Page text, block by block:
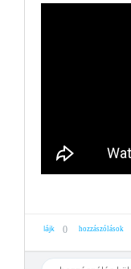
lájk 0 hozzászólások